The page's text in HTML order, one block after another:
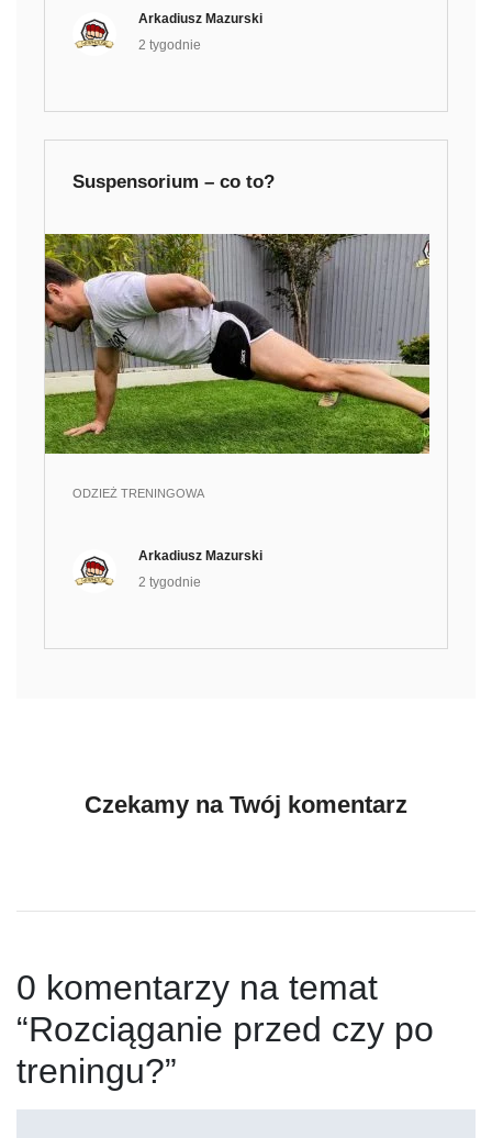
Arkadiusz Mazurski
2 tygodnie
Suspensorium – co to?
ODZIEŻ TRENINGOWA
Arkadiusz Mazurski
2 tygodnie
Czekamy na Twój komentarz
0 komentarzy na temat
“Rozciąganie przed czy po
treningu?”